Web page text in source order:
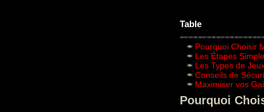
Table
Pourquoi Choisir
Les Étapes
Les Types de
Conseils de
Maximiser vos
Pourquoi